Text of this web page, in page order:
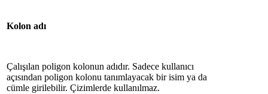
Kolon adı
Çalışılan poligon kolonun adıdır. Sadece kullanıcı
açısından poligon kolonu tanımlayacak bir isim ya da
cümle girilebilir. Çizimlerde kullanılmaz.